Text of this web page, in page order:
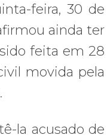
feira, 30 de
ainda ter
feita em 28
movida pela
la acusado de